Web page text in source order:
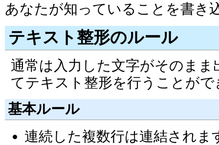
あなたが知っていることを書き
テキスト整形のルール
通常は入力した文字がそのま
てテキスト整形を行うことがで
基本ルール
連続した複数行は連結されま